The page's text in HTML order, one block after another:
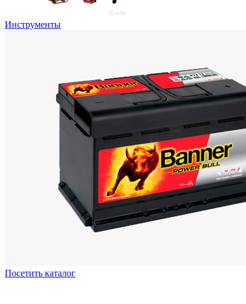
Инструменты
Посетить каталог